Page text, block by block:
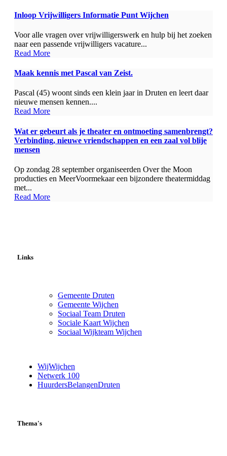
Inloop Vrijwilligers Informatie Punt Wijchen
Voor alle vragen over vrijwilligerswerk en hulp bij het zoeken
naar een passende vrijwilligers vacature...
Read More
Maak kennis met Pascal van Zeist.
Pascal (45) woont sinds een klein jaar in Druten en leert daar
nieuwe mensen kennen....
Read More
Wat er gebeurt als je theater en ontmoeting samenbrengt?
Verbinding, nieuwe vriendschappen en een zaal vol blije
mensen
Op zondag 28 september organiseerden Over the Moon
producties en MeerVoormekaar een bijzondere theatermiddag
met...
Read More
Links
Gemeente Druten
Gemeente Wijchen
Sociaal Team Druten
Sociale Kaart Wijchen
Sociaal Wijkteam Wijchen
WijWijchen
Netwerk 100
HuurdersBelangenDruten
Thema's